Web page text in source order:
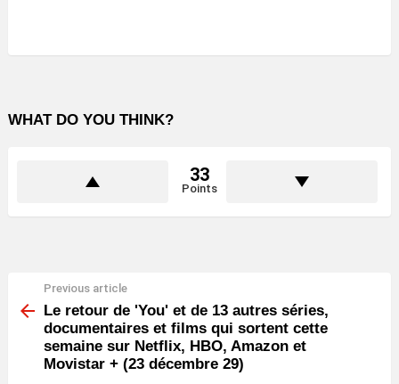
WHAT DO YOU THINK?
33
Points
more
Previous article
Le retour de 'You' et de 13 autres séries,
documentaires et films qui sortent cette
semaine sur Netflix, HBO, Amazon et
Movistar + (23 décembre 29)